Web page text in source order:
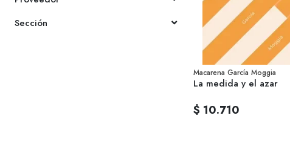
Sección
Macarena García Moggia
La medida y el azar
$ 10.710